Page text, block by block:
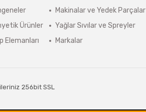
Ürünler
Elemanları
Makinalar ve Yedek Parçalar
Yağlar Sıvılar ve Spreyler
Markalar
256bit SSL